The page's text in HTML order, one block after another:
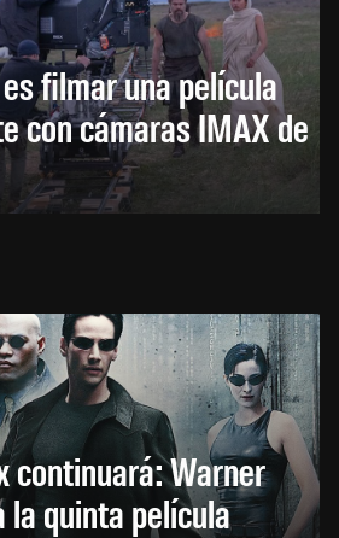
filmar una película
con cámaras IMAX de
continuará: Warner
la quinta película